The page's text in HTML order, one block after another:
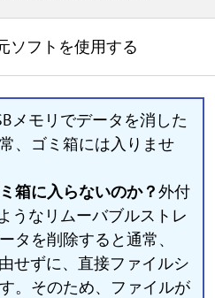
ソフトを使用する
メモリでデータを消した
、ゴミ箱には入りませ
箱に入らないのか？外付
うなリムーバブルストレ
タを削除すると通常、
せずに、直接ファイルシ
。そのため、ファイルが